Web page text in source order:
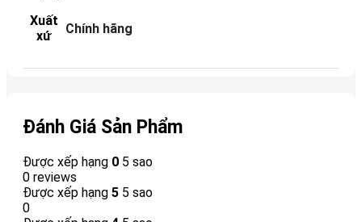
Xuất
xứ
Chính hãng
Đánh Giá Sản Phẩm
Được xếp hạng 0 5 sao
0 reviews
Được xếp hạng 5 5 sao
0